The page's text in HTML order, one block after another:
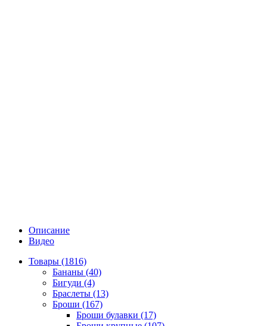
Описание
Видео
Товары (1816)
Бананы (40)
Бигуди (4)
Браслеты (13)
Броши (167)
Броши булавки (17)